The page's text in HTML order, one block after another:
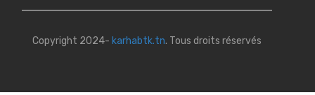
Copyright 2024- karhabtk.tn. Tous droits réservés